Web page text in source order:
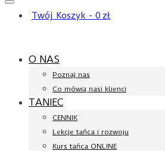
Twój Koszyk - 0 zł
O NAS
Poznaj nas
Co mówią nasi klienci
TANIEC
CENNIK
Lekcje tańca i rozwoju
Kurs tańca ONLINE